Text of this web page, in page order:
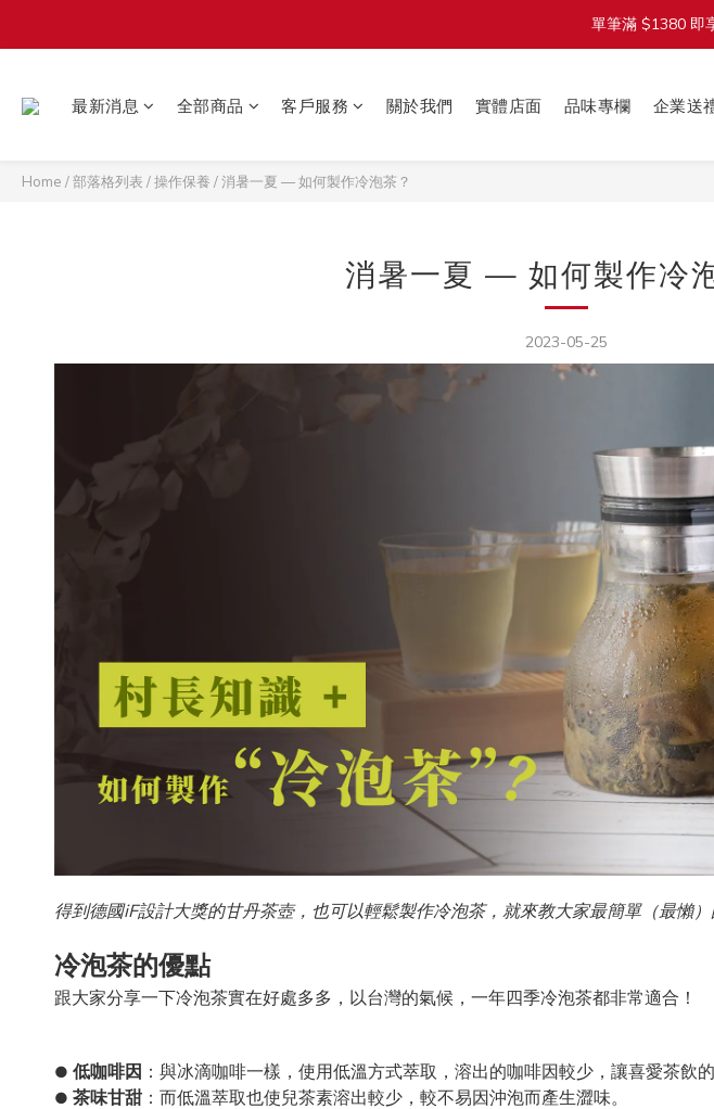
加入會員立
加入會員立
單筆滿 $1380 即
最新消息 全部商品 客戶服務 關於我們 實體店面 品味專欄 企業送
Home /部落格列表 /操作保養 /消暑一夏 — 如何製作冷泡茶？
消暑一夏 — 如何製作冷
2023-05-25
得到德國iF設計大獎的甘丹茶壺，也可以輕鬆製作冷泡茶，就來教大家最簡單（最懶）
冷泡茶的優點
跟大家分享一下冷泡茶實在好處多多，以台灣的氣候，一年四季冷泡茶都非常適合！
● 低咖啡因 ：與冰滴咖啡一樣，使用低溫方式萃取，溶出的咖啡因較少，讓喜愛茶飲
● 茶味甘甜 ：而低溫萃取也使兒茶素溶出較少，較不易因沖泡而產生澀味。